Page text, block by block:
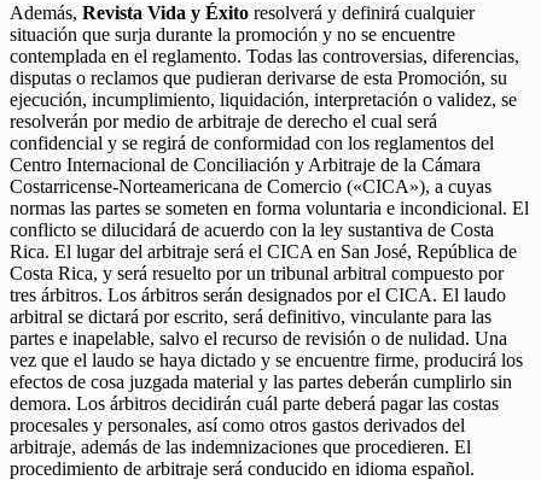
Además, Revista Vida y Éxito resolverá y definirá cualquier
situación que surja durante la promoción y no se encuentre
contemplada en el reglamento. Todas las controversias, diferencias,
disputas o reclamos que pudieran derivarse de esta Promoción, su
ejecución, incumplimiento, liquidación, interpretación o validez, se
resolverán por medio de arbitraje de derecho el cual será
confidencial y se regirá de conformidad con los reglamentos del
Centro Internacional de Conciliación y Arbitraje de la Cámara
Costarricense-Norteamericana de Comercio («CICA»), a cuyas
normas las partes se someten en forma voluntaria e incondicional. El
conflicto se dilucidará de acuerdo con la ley sustantiva de Costa
Rica. El lugar del arbitraje será el CICA en San José, República de
Costa Rica, y será resuelto por un tribunal arbitral compuesto por
tres árbitros. Los árbitros serán designados por el CICA. El laudo
arbitral se dictará por escrito, será definitivo, vinculante para las
partes e inapelable, salvo el recurso de revisión o de nulidad. Una
vez que el laudo se haya dictado y se encuentre firme, producirá los
efectos de cosa juzgada material y las partes deberán cumplirlo sin
demora. Los árbitros decidirán cuál parte deberá pagar las costas
procesales y personales, así como otros gastos derivados del
arbitraje, además de las indemnizaciones que procedieren. El
procedimiento de arbitraje será conducido en idioma español.